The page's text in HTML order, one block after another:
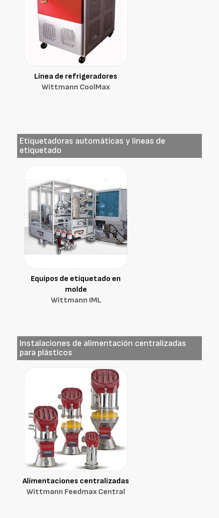
Línea de refrigeradores
Wittmann CoolMax
Etiquetadoras automáticas y líneas de
etiquetado
Equipos de etiquetado en
molde
Wittmann IML
Instalaciones de alimentación centralizadas
para plásticos
Alimentaciones centralizadas
Wittmann Feedmax Central